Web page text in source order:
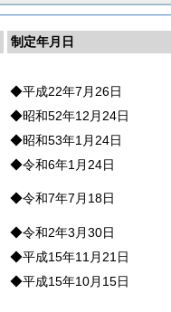
制定年月日
◆平成22年7月26日
◆昭和52年12月24日
◆昭和53年1月24日
◆令和6年1月24日
◆令和7年7月18日
◆令和2年3月30日
◆平成15年11月21日
◆平成15年10月15日